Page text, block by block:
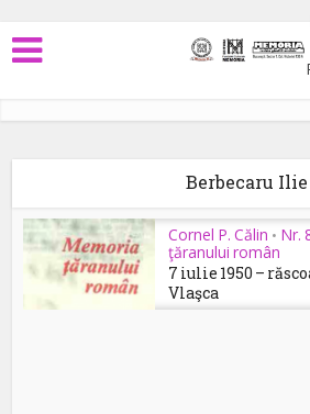
Berbecaru Ilie
Cornel P. Călin • Nr.
ţăranului român
7 iulie 1950 –
Vlaşca